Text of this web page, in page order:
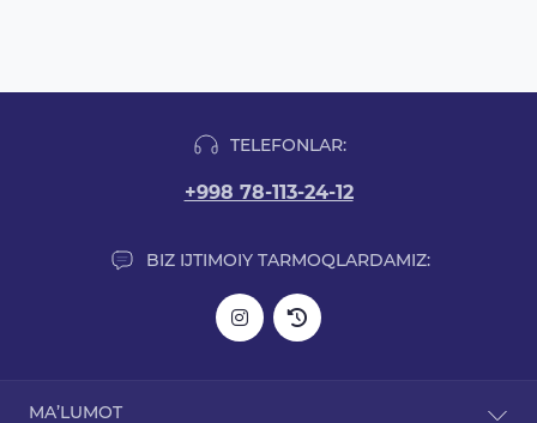
TELEFONLAR:
+998 78-113-24-12
BIZ IJTIMOIY TARMOQLARDAMIZ:
MA’LUMOT